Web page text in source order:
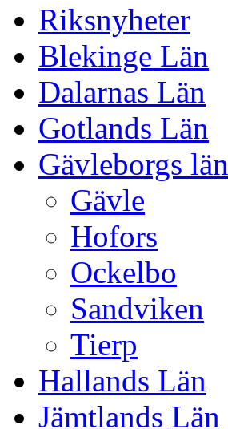
Riksnyheter
Blekinge Län
Dalarnas Län
Gotlands Län
Gävleborgs län
Gävle
Hofors
Ockelbo
Sandviken
Tierp
Hallands Län
Jämtlands Län